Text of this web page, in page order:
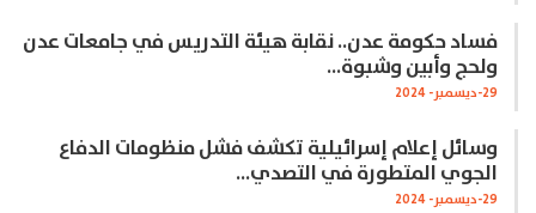
فساد حكومة عدن.. نقابة هيئة التدريس في جامعات عدن
ولحج وأبين وشبوة…
29-ديسمبر- 2024
وسائل إعلام إسرائيلية تكشف فشل منظومات الدفاع
الجوي المتطورة في التصدي…
29-ديسمبر- 2024